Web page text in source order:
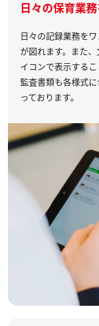
日々の保育業
日々の記録業務を
が図れます。また
イコンで表示する
監査書類も各様式
っております。